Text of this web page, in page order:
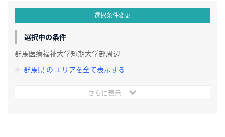
選択条件変更
選択中の条件
群馬医療福祉大学短期大学部周辺
群馬県 の エリアを全て表示する
さらに表示